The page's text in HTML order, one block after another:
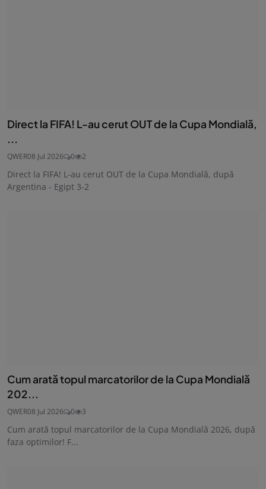
Direct la FIFA! L-au cerut OUT de la Cupa Mondială,
...
QWER08 Jul 2026 0 2
Direct la FIFA! L-au cerut OUT de la Cupa Mondială, după
Argentina - Egipt 3-2
Cum arată topul marcatorilor de la Cupa Mondială
202...
QWER08 Jul 2026 0 3
Cum arată topul marcatorilor de la Cupa Mondială 2026, după
faza optimilor! F...